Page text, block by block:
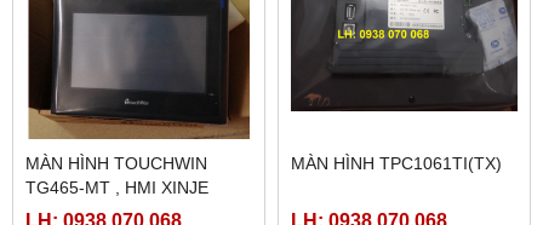
MÀN HÌNH TOUCHWIN
TG465-MT , HMI XINJE
TG465-MT
LH: 0938.070.068
MÀN HÌNH TPC1061TI(TX)
LH: 0938.070.068